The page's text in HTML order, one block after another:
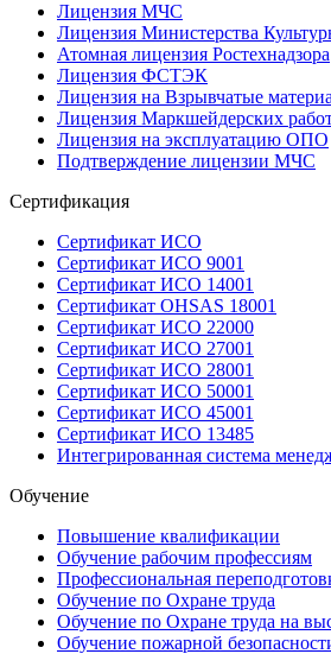
Лицензия МЧС
Лицензия Министерства
Атомная лицензия Ростехнадзора
Лицензия ФСТЭК
Лицензия на Взрывчатые
Лицензия Маркшейдерских
Лицензия на эксплуатацию ОПО
Подтверждение лицензии МЧС
Сертификация
Сертификат ИСО
Сертификат ИСО 9001
Сертификат ИСО 14001
Сертификат OHSAS 18001
Сертификат ИСО 22000
Сертификат ИСО 27001
Сертификат ИСО 28001
Сертификат ИСО 50001
Сертификат ИСО 45001
Сертификат ИСО 13485
Интегрированная система
Обучение
Повышение квалификации
Обучение рабочим профессиям
Профессиональная
Обучение по Охране труда
Обучение по Охране труда на
Обучение пожарной